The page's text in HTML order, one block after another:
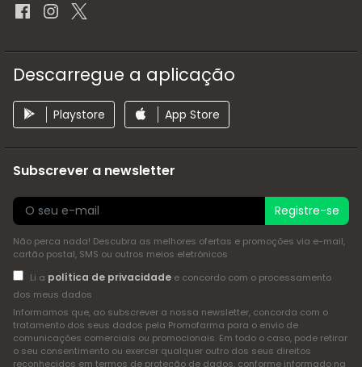
Descarregue a aplicação
Playstore App Store
Subscrever a newsletter
Registre-se
Não perca nada! Descubra as melhores ofertas e promoções via e-mail,
cartão postal, SMS ou outros meios eletrónicos
Li a política de privacidadee concordo com o processamento
dos meus dados
Informamos que, ao subscrever a nossa newsletter, concorda com o
tratamento dos seus dados pela Promofarma para o envio de
comunicações comerciais ou promocionais. Em todo o caso, pode retirar
o seu consentimento ou exercer qualquer outro dos seus direitos
reconhecidos em termos de proteção de dados, conforme informado na